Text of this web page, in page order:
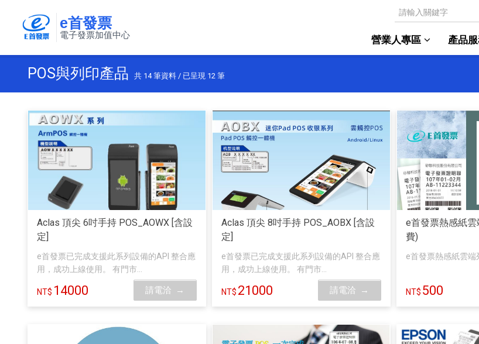
e首發票
電子發票加值中心 營業人專區 產品
POS與列印產品 共 14筆資料 / 已呈現 12 筆
Aclas 頂尖 6吋手持 POS_AOWX [含設
定]
e首發票已完成支援此系列設備的API 整合應
用，成功上線使用。 有門市...
14000 請電洽
Aclas 頂尖 8吋手持 POS_AOBX [含設
定]
e首發票已完成支援此系列設備的API 整合應
用，成功上線使用。 有門市...
21000 請電洽
e首發票熱感紙
費)
e首發票熱感紙雲端
500